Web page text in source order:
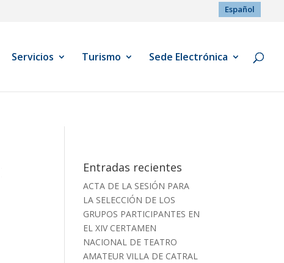
Español
Servicios Turismo Sede Electrónica
Entradas recientes
ACTA DE LA SESIÓN PARA
LA SELECCIÓN DE LOS
GRUPOS PARTICIPANTES EN
EL XIV CERTAMEN
NACIONAL DE TEATRO
AMATEUR VILLA DE CATRAL